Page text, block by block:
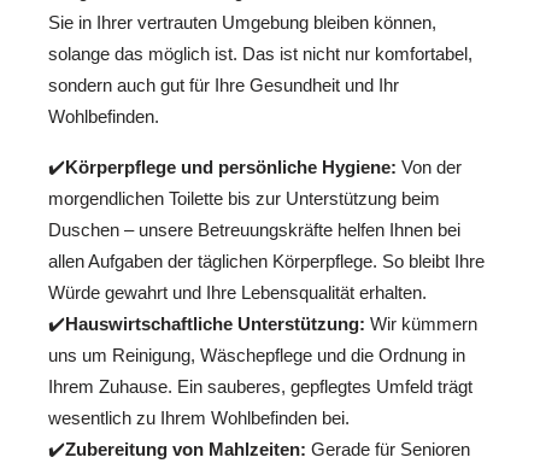
Sie in Ihrer vertrauten Umgebung bleiben können,
solange das möglich ist. Das ist nicht nur komfortabel,
sondern auch gut für Ihre Gesundheit und Ihr
Wohlbefinden.
✔️Körperpflege und persönliche Hygiene: Von der
morgendlichen Toilette bis zur Unterstützung beim
Duschen – unsere Betreuungskräfte helfen Ihnen bei
allen Aufgaben der täglichen Körperpflege. So bleibt Ihre
Würde gewahrt und Ihre Lebensqualität erhalten.
✔️Hauswirtschaftliche Unterstützung: Wir kümmern
uns um Reinigung, Wäschepflege und die Ordnung in
Ihrem Zuhause. Ein sauberes, gepflegtes Umfeld trägt
wesentlich zu Ihrem Wohlbefinden bei.
✔️Zubereitung von Mahlzeiten: Gerade für Senioren